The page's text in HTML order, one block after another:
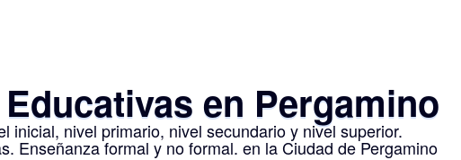
en Pergamino
inicial, nivel primario, nivel secundario y nivel superior.
Enseñanza formal y no formal. en la Ciudad de Pergamino